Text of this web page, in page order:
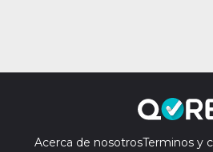
Acerca de nosotrosTerminos y